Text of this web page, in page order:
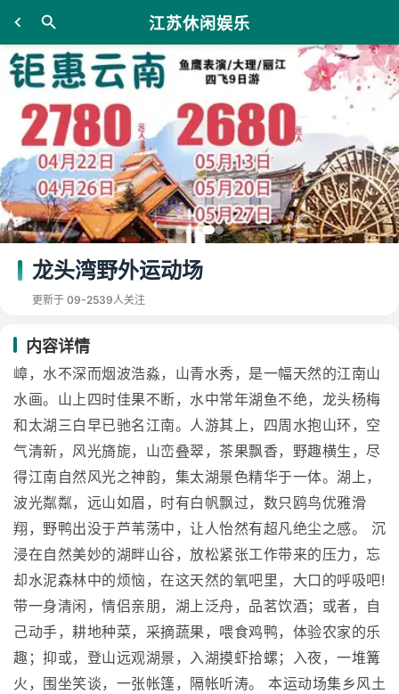
江苏休闲娱乐
龙头湾野外运动场
更新于 09-2539人关注
内容详情
嶂，水不深而烟波浩淼，山青水秀，是一幅天然的江南山
水画。山上四时佳果不断，水中常年湖鱼不绝，龙头杨梅
和太湖三白早已驰名江南。人游其上，四周水抱山环，空
气清新，风光旖旎，山峦叠翠，茶果飘香，野趣横生，尽
得江南自然风光之神韵，集太湖景色精华于一体。湖上，
波光粼粼，远山如眉，时有白帆飘过，数只鸥鸟优雅滑
翔，野鸭出没于芦苇荡中，让人怡然有超凡绝尘之感。 沉
浸在自然美妙的湖畔山谷，放松紧张工作带来的压力，忘
却水泥森林中的烦恼，在这天然的氧吧里，大口的呼吸吧!
带一身清闲，情侣亲朋，湖上泛舟，品茗饮酒；或者，自
己动手，耕地种菜，采摘蔬果，喂食鸡鸭，体验农家的乐
趣；抑或，登山远观湖景，入湖摸虾拾螺；入夜，一堆篝
火，围坐笑谈，一张帐篷，隔帐听涛。 本运动场集乡风土